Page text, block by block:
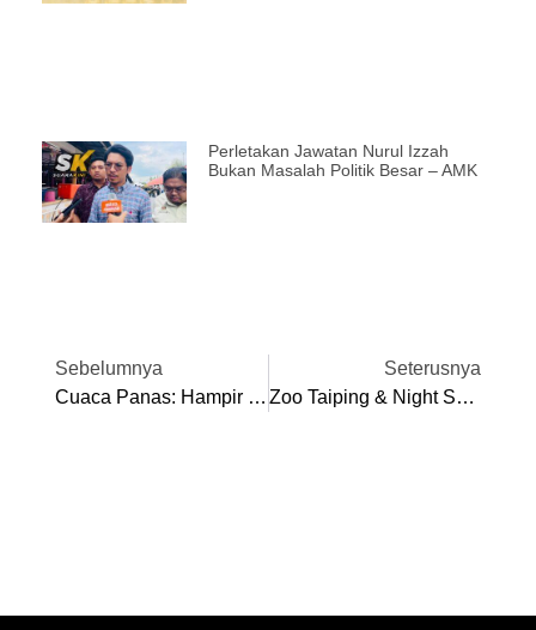
Perletakan Jawatan Nurul Izzah
Bukan Masalah Politik Besar – AMK
Sebelumnya
Cuaca Panas: Hampir 2,000 Nelayan Darat Perak Terjejas, Hilang Pendapatan
Seterusnya
Zoo Taiping & Night Safari Umum Harga Tiket Baharu Mulai 15 Mac 2026